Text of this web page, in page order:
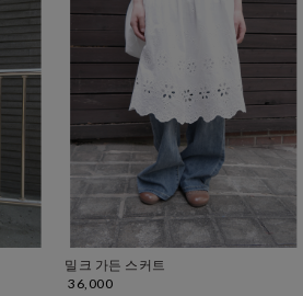
밀크 가든 스커트
36,000